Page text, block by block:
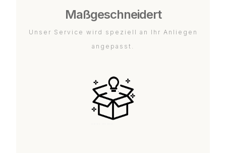
Maßgeschneidert
Unser Service wird speziell an Ihr Anliegen
angepasst.